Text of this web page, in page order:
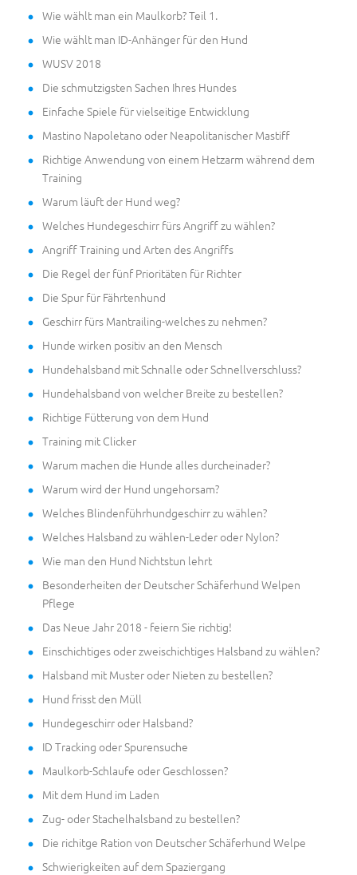
Wie wählt man ein Maulkorb? Teil 1.
Wie wählt man ID-Anhänger für den Hund
WUSV 2018
Die schmutzigsten Sachen Ihres Hundes
Einfache Spiele für vielseitige Entwicklung
Mastino Napoletano oder Neapolitanischer Mastiff
Richtige Anwendung von einem Hetzarm während dem
Training
Warum läuft der Hund weg?
Welches Hundegeschirr fürs Angriff zu wählen?
Angriff Training und Arten des Angriffs
Die Regel der fünf Prioritäten für Richter
Die Spur für Fährtenhund
Geschirr fürs Mantrailing-welches zu nehmen?
Hunde wirken positiv an den Mensch
Hundehalsband mit Schnalle oder Schnellverschluss?
Hundehalsband von welcher Breite zu bestellen?
Richtige Fütterung von dem Hund
Training mit Clicker
Warum machen die Hunde alles durcheinader?
Warum wird der Hund ungehorsam?
Welches Blindenführhundgeschirr zu wählen?
Welches Halsband zu wählen-Leder oder Nylon?
Wie man den Hund Nichtstun lehrt
Besonderheiten der Deutscher Schäferhund Welpen
Pflege
Das Neue Jahr 2018 - feiern Sie richtig!
Einschichtiges oder zweischichtiges Halsband zu wählen?
Halsband mit Muster oder Nieten zu bestellen?
Hund frisst den Müll
Hundegeschirr oder Halsband?
ID Tracking oder Spurensuche
Maulkorb-Schlaufe oder Geschlossen?
Mit dem Hund im Laden
Zug- oder Stachelhalsband zu bestellen?
Die richitge Ration von Deutscher Schäferhund Welpe
Schwierigkeiten auf dem Spaziergang